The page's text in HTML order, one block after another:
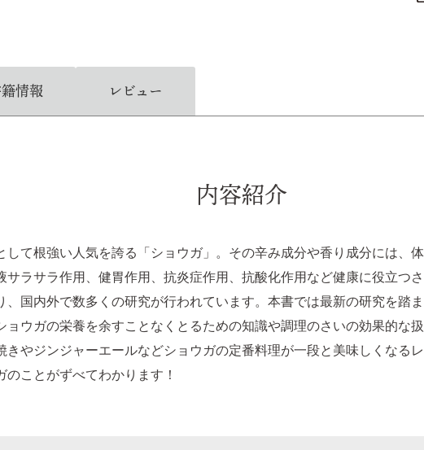
情報 レビュー
内容紹介
して根強い人気を誇る「ショウガ」。その辛み成分や香り成分には、
サラサラ作用、健胃作用、抗炎症作用、抗酸化作用など健康に役立つ
、国内外で数多くの研究が行われています。本書では最新の研究を踏
ョウガの栄養を余すことなくとるための知識や調理のさいの効果的な
きやジンジャーエールなどショウガの定番料理が一段と美味しくなる
のことがずべてわかります！